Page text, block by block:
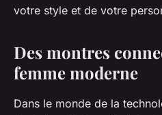
votre style et de votre
Des montres
femme moderne
Dans le monde de la